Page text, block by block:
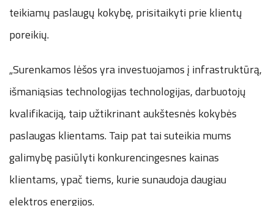
teikiamų paslaugų kokybę, prisitaikyti prie klientų
poreikių.
„Surenkamos lėšos yra investuojamos į infrastruktūrą,
išmaniąsias technologijas technologijas, darbuotojų
kvalifikaciją, taip užtikrinant aukštesnės kokybės
paslaugas klientams. Taip pat tai suteikia mums
galimybę pasiūlyti konkurencingesnes kainas
klientams, ypač tiems, kurie sunaudoja daugiau
elektros energijos.